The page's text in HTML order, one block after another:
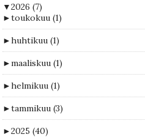
▼2026 (7)
►toukokuu (1)
►huhtikuu (1)
►maaliskuu (1)
►helmikuu (1)
►tammikuu (3)
►2025 (40)